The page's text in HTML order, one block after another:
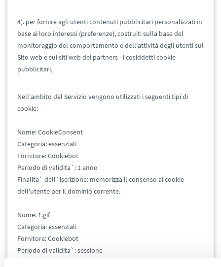
4). per fornire agli utenti contenuti pubblicitari personalizzati in
base ai loro interessi (preferenze), costruiti sulla base del
monitoraggio del comportamento e dell'attività degli utenti sul
Sito web e sui siti web dei partners - i cosiddetti cookie
pubblicitari,
Nell'ambito del Servizio vengono utilizzati i seguenti tipi di
cookie:
Nome: CookieConsent
Categoria: essenziali
Fornitore: Cookiebot
Periodo di validita`: 1 anno
Finalita` dell`iscrizione: memorizza il consenso ai cookie
dell'utente per il dominio corrente.
Nome: 1.gif
Categoria: essenziali
Fornitore: Cookiebot
Periodo di validita`: sessione